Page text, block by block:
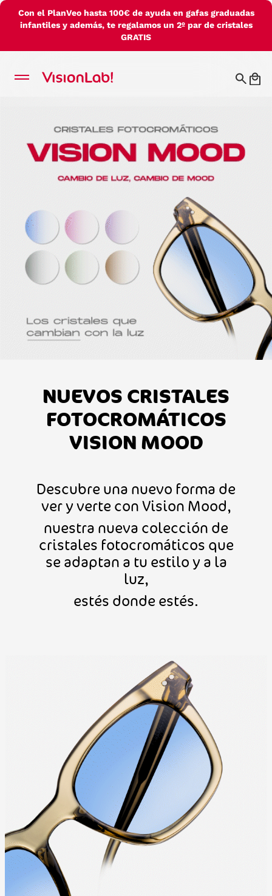
Con el PlanVeo hasta 100€ de ayuda en gafas graduadas
infantiles y además, te regalamos un 2º par de cristales
GRATIS
NUEVOS CRISTALES
FOTOCROMÁTICOS
VISION MOOD
Descubre una nuevo forma de
ver y verte con Vision Mood,
nuestra nueva colección de
cristales fotocromáticos que
se adaptan a tu estilo y a la
luz,
estés donde estés.